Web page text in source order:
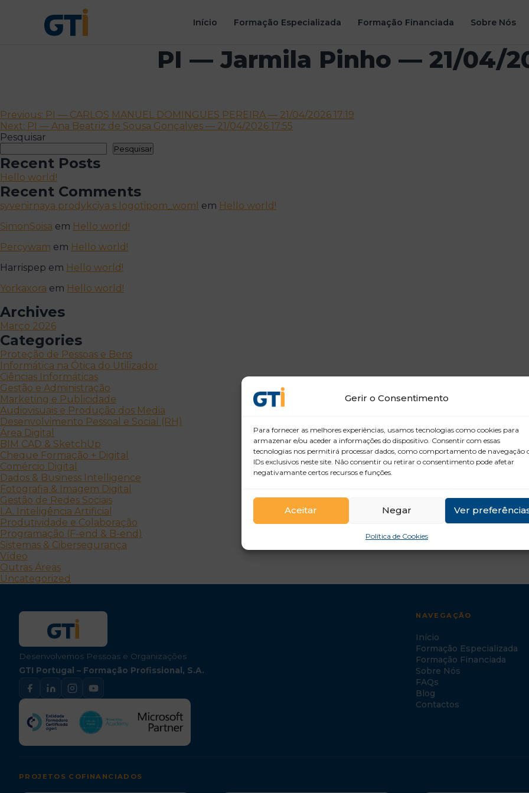
Gerir o Consentimento
Para fornecer as melhores experiências, usamos tecnologias como cookies para
armazenar e/ou aceder a informações do dispositivo. Consentir com essas
tecnologias nos permitirá processar dados, como comportamento de navegação
IDs exclusivos neste site. Não consentir ou retirar o consentimento pode afetar
negativamante certos recursos e funções.
Aceitar Negar Ver
Política de Cookies
Início Formação Especializada Formação Financiada Sobre Nós
PI — Jarmila Pinho — 21/04/
Navegação
de
artigos
Previous: PI — CARLOS MANUEL DOMINGUES PEREIRA — 21/04/2026 17:19
Next: PI — Ana Beatriz de Sousa Gonçalves — 21/04/2026 17:55
Pesquisar
Pesquisar
Recent Posts
Hello world!
Recent Comments
syvenirnaya prodykciya s logotipom_woml em Hello world!
SimonSoisa em Hello world!
Percywam em Hello world!
Harrispep em Hello world!
Yorkaxora em Hello world!
Archives
Março 2026
Categories
Proteção de Pessoas e Bens
Informática na Ótica do Utilizador
Ciências Informáticas
Gestão e Administração
Marketing e Publicidade
Audiovisuais e Produção dos Media
Desenvolvimento Pessoal e Social (RH)
Área Digital
BIM CAD & SketchUp
Cheque Formação + Digital
Comércio Digital
Dados & Business Intelligence
Fotografia & Imagem Digital
Gestão de Redes Sociais
I.A. Inteligência Artificial
Produtividade e Colaboração
Programação (F-end & B-end)
Sistemas & Cibersegurança
Vídeo
Outras Áreas
Uncategorized
Desenvolvemos Pessoas e Organizações
GTI Portugal – Formação Profissional, S.A.
NAVEGAÇÃO
Início
Formação Especializada
Formação Financiada
Sobre Nós
FAQs
Blog
Contactos
PROJETOS COFINANCIADOS